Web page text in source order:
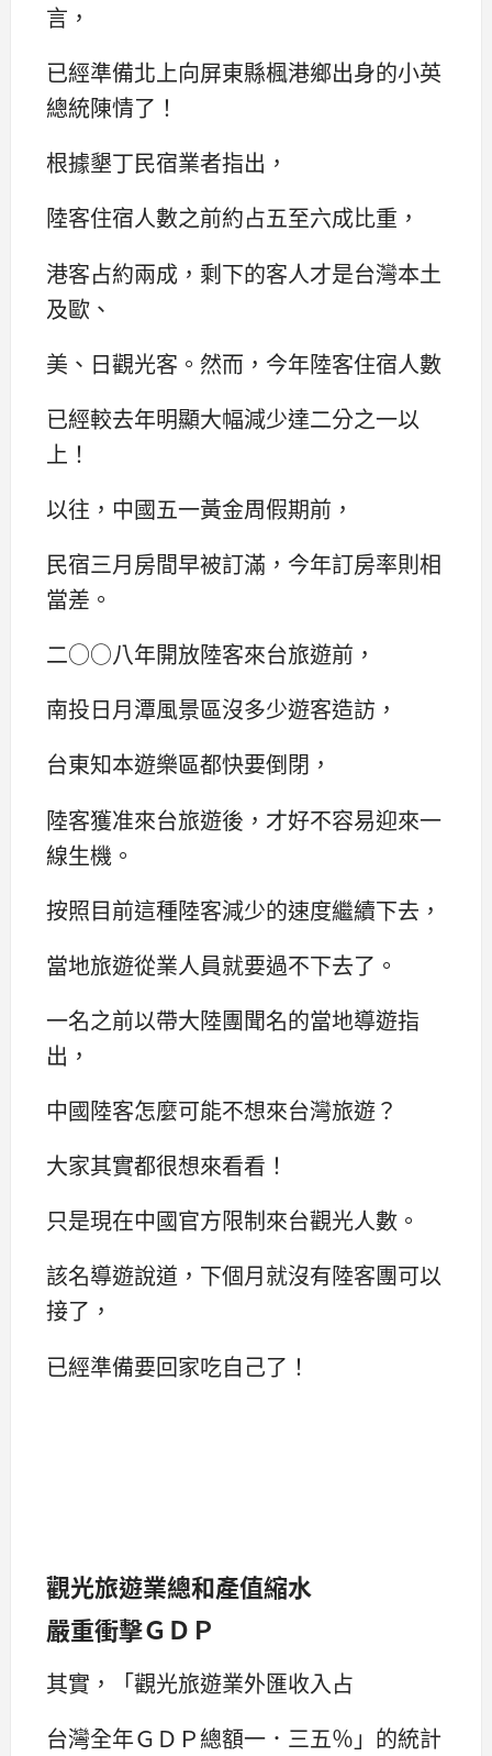
言，
已經準備北上向屏東縣楓港鄉出身的小英
總統陳情了！
根據墾丁民宿業者指出，
陸客住宿人數之前約占五至六成比重，
港客占約兩成，剩下的客人才是台灣本土
及歐、
美、日觀光客。然而，今年陸客住宿人數
已經較去年明顯大幅減少達二分之一以
上！
以往，中國五一黃金周假期前，
民宿三月房間早被訂滿，今年訂房率則相
當差。
二○○八年開放陸客來台旅遊前，
南投日月潭風景區沒多少遊客造訪，
台東知本遊樂區都快要倒閉，
陸客獲准來台旅遊後，才好不容易迎來一
線生機。
按照目前這種陸客減少的速度繼續下去，
當地旅遊從業人員就要過不下去了。
一名之前以帶大陸團聞名的當地導遊指
出，
中國陸客怎麼可能不想來台灣旅遊？
大家其實都很想來看看！
只是現在中國官方限制來台觀光人數。
該名導遊說道，下個月就沒有陸客團可以
接了，
已經準備要回家吃自己了！
觀光旅遊業總和產值縮水
嚴重衝擊ＧＤＰ
其實，「觀光旅遊業外匯收入占
台灣全年ＧＤＰ總額一．三五％」的統計